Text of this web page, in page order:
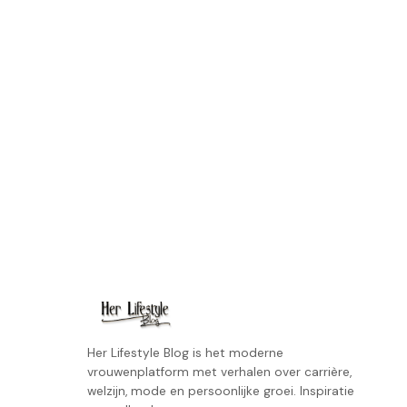
Her Lifestyle Blog is het moderne
vrouwenplatform met verhalen over carrière,
welzijn, mode en persoonlijke groei. Inspiratie